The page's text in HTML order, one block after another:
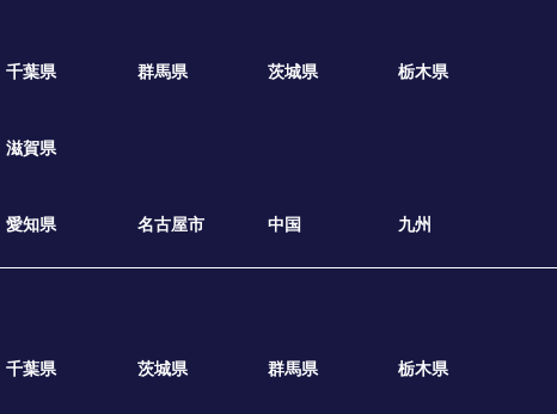
千葉県 群馬県 茨城県 栃木県
滋賀県
愛知県 名古屋市 中国 九州
千葉県 茨城県 群馬県 栃木県